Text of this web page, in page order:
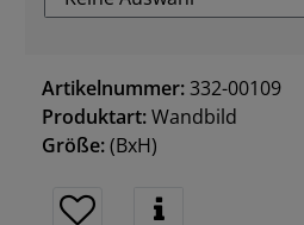
Artikelnummer:332-00109
Produktart:Wandbild
Größe:(BxH)